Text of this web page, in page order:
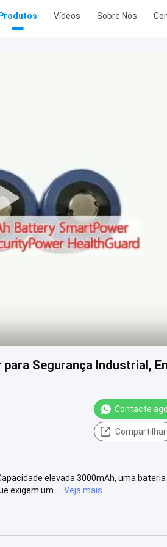
Produtos Vídeos Sobre Nós
Segurança Industrial,
Contacte
Compartilhar
elevada 3000mAh, uma
exigem um ...
Veja mais